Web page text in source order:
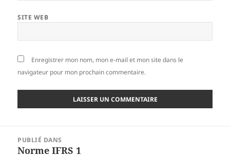
SITE WEB
Enregistrer mon nom, mon e-mail et mon site dans le
navigateur pour mon prochain commentaire.
PUBLIÉ DANS
Norme IFRS 1